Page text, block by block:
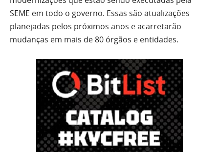
SEME em todo o governo. Essas são atualizações
planejadas pelos próximos anos e acarretarão
mudanças em mais de 80 órgãos e entidades.